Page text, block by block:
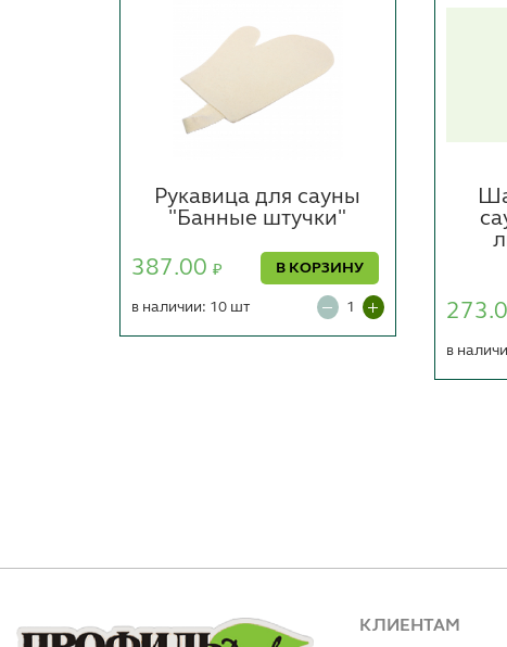
Рукавица для сауны
"Банные штучки"
387.00 ₽ В КОРЗИНУ
в наличии: 10 шт
в
КЛИЕНТАМ